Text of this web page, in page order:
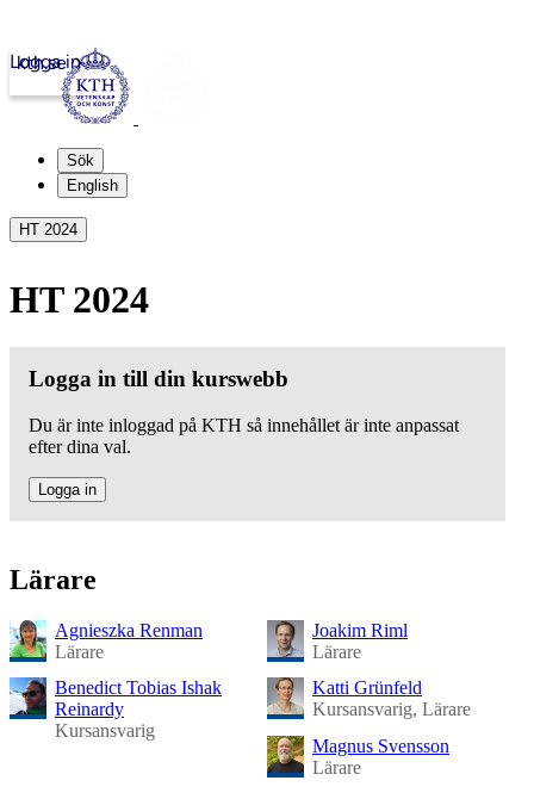
kth.se
Logga in
Sök
English
HT 2024
HT 2024
Logga in till din kurswebb
Du är inte inloggad på KTH så innehållet är inte anpassat
efter dina val.
Logga in
Lärare
Agnieszka Renman
Lärare
Benedict Tobias Ishak
Reinardy
Kursansvarig
Joakim Riml
Lärare
Katti Grünfeld
Kursansvarig, Lärare
Magnus Svensson
Lärare